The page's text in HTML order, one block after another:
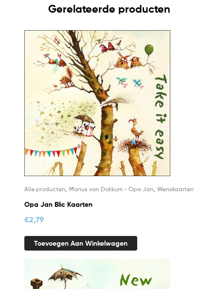
Gerelateerde producten
Alle producten Marius van Dokkum - Opa Jan Wenskaarten
Opa Jan Blic Kaarten
€2,79
Toevoegen Aan Winkelwagen